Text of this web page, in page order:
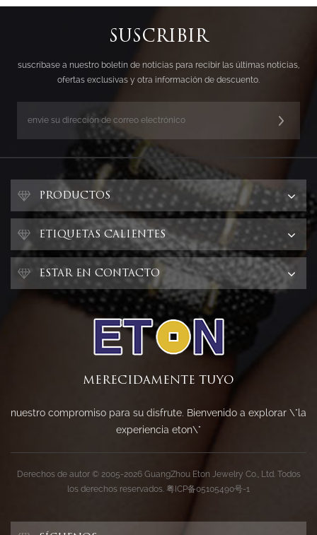
SUSCRIBIR
suscríbase a nuestro boletín de noticias para recibir las últimas noticias,
ofertas exclusivas y otra información de descuento.
PRODUCTOS
ETIQUETAS CALIENTES
ESTAR EN CONTACTO
MERECIDAMENTE TUYO
nuestro compromiso para su disfrute. Bienvenido a explorar \"la
experiencia eton\"
Derechos de autor © 2005-2026 GuangZhou Eton Jewelry Co., Ltd. Todos
los derechos reservados. 粤ICP备05105490号-1